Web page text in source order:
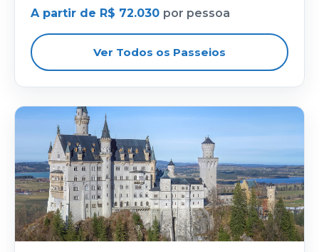
A partir de R$ 72.030 por pessoa
Ver Todos os Passeios